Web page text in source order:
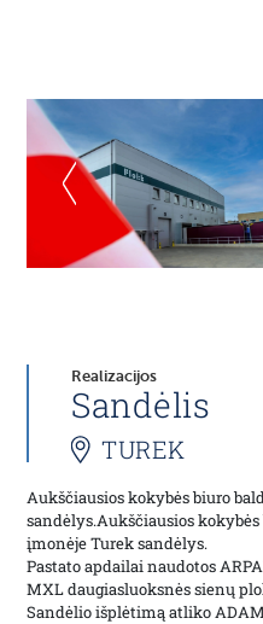
Realizacijos
Sandėlis
TUREK
Aukščiausios kokybės biuro
sandėlys.Aukščiausios
įmonėje Turek sandėlys.
Pastato apdailai naudotos
MXL daugiasluoksnės sienų
Sandėlio išplėtimą atliko